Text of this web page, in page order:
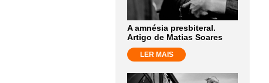
A amnésia presbiteral.
Artigo de Matias Soares
LER MAIS